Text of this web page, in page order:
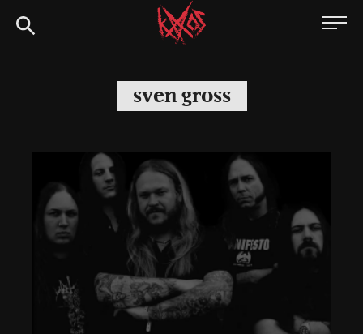
Siirry
suoraan
Kaaoszine
sven gross